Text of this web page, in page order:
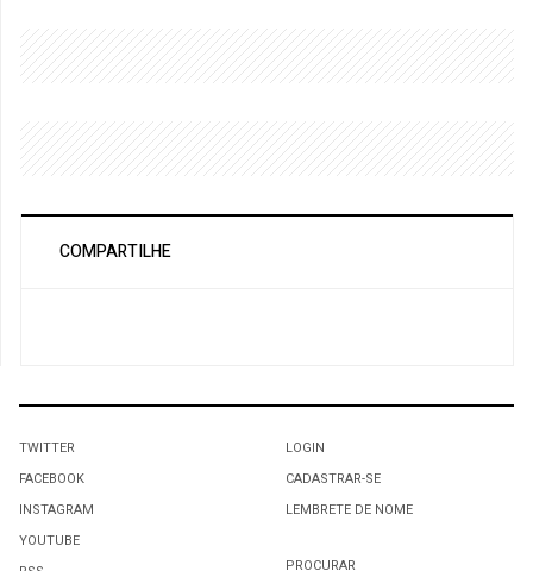
COMPARTILHE
TWITTER
FACEBOOK
INSTAGRAM
YOUTUBE
LOGIN
CADASTRAR-SE
LEMBRETE DE NOME
PROCURAR